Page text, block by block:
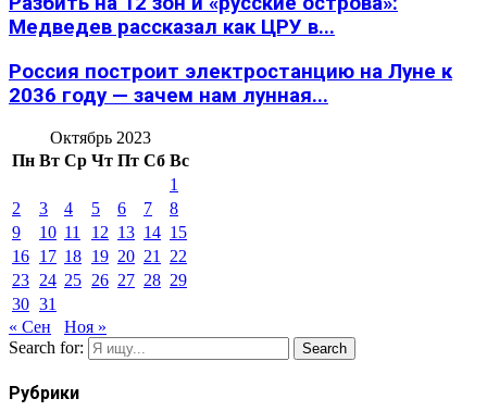
Медведев рассказал как ЦРУ в...
Россия построит электростанцию на Луне к
2036 году — зачем нам лунная...
Октябрь 2023
Пн Вт Ср Чт Пт Сб Вс
1
2
3 4 5 6 7
8
9
10 11 12 13 14 15
16 17 18 19 20 21
22
23 24 25 26 27 28 29
30 31
« Сен
Ноя »
Search for:
Search
Рубрики